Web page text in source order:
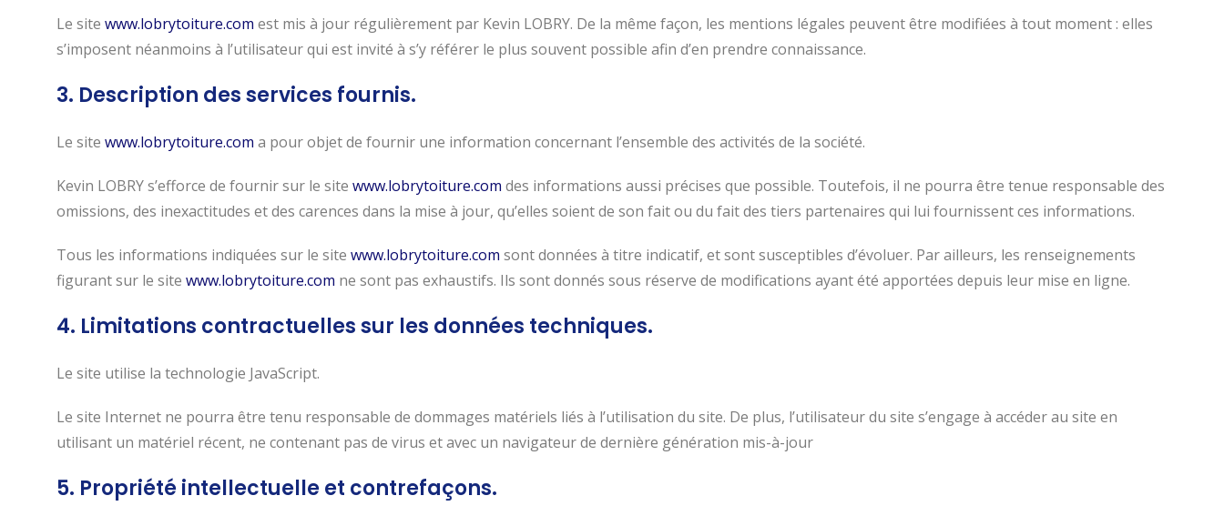
Le site www.lobrytoiture.com est mis à jour régulièrement par Kevin LOBRY. De la même façon, les mentions légales peuvent être modifiées à tout moment : elles
s’imposent néanmoins à l’utilisateur qui est invité à s’y référer le plus souvent possible afin d’en prendre connaissance.
3. Description des services fournis.
Le site www.lobrytoiture.com a pour objet de fournir une information concernant l’ensemble des activités de la société.
Kevin LOBRY s’efforce de fournir sur le site www.lobrytoiture.com des informations aussi précises que possible. Toutefois, il ne pourra être tenue responsable des
omissions, des inexactitudes et des carences dans la mise à jour, qu’elles soient de son fait ou du fait des tiers partenaires qui lui fournissent ces informations.
Tous les informations indiquées sur le site www.lobrytoiture.com sont données à titre indicatif, et sont susceptibles d’évoluer. Par ailleurs, les renseignements
figurant sur le site www.lobrytoiture.com ne sont pas exhaustifs. Ils sont donnés sous réserve de modifications ayant été apportées depuis leur mise en ligne.
4. Limitations contractuelles sur les données techniques.
Le site utilise la technologie JavaScript.
Le site Internet ne pourra être tenu responsable de dommages matériels liés à l’utilisation du site. De plus, l’utilisateur du site s’engage à accéder au site en
utilisant un matériel récent, ne contenant pas de virus et avec un navigateur de dernière génération mis-à-jour
5. Propriété intellectuelle et contrefaçons.